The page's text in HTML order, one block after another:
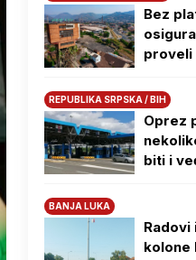
Bez
proveli
REPUBLIKA SRPSKA / BIH
Oprez
biti i
BANJA LUKA
kolone